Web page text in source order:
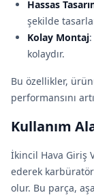
Hassas
şekilde
Kolay Montaj
kolaydır.
Bu özellikler,
performansını
Kullanım
İkincil Hava Giriş
ederek karbüratör
olur. Bu parça,